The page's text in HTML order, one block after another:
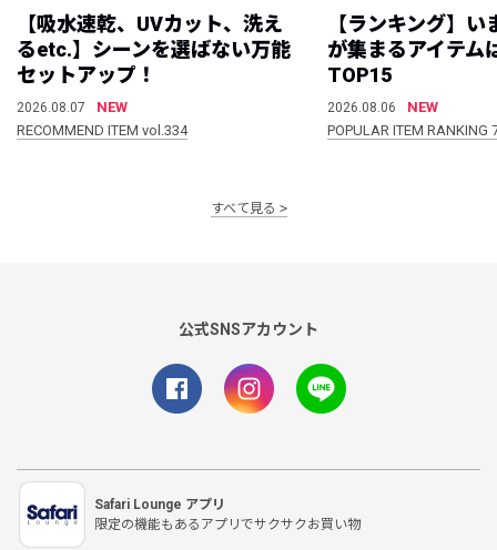
【吸水速乾、UVカット、洗え
るetc.】シーンを選ばない万能
セットアップ！
2026.08.07
NEW
RECOMMEND ITEM vol.334
【ランキング】
が集まるアイテム
TOP15
2026.08.06
NEW
POPULAR ITEM
すべて見る
公式SNSアカウント
Safari Lounge アプリ
限定の機能もあるアプリでサクサクお買い物